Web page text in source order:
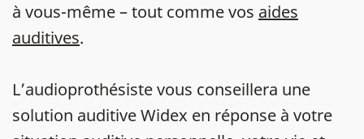
à vous-même – tout comme vos aides
auditives.
L’audioprothésiste vous conseillera une
solution auditive Widex en réponse à votre